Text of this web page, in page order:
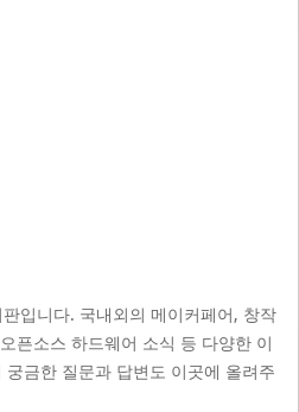
입니다. 국내외의 메이커페어, 창작
픈소스 하드웨어 소식 등 다양한 이
금한 질문과 답변도 이곳에 올려주